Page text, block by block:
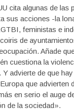
cita algunas de las
sus acciones -la
feministas e
de
Añade
cuestiona la
advierte de que
que advierten
en serio el auge
de la sociedad».